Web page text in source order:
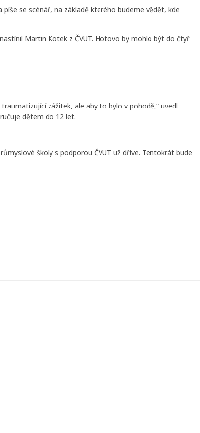
se scénář, na základě kterého budeme vědět, kde
Martin Kotek z ČVUT. Hotovo by mohlo být do čtyř
zážitek, ale aby to bylo v pohodě,“ uvedl
dětem do 12 let.
školy s podporou ČVUT už dříve. Tentokrát bude